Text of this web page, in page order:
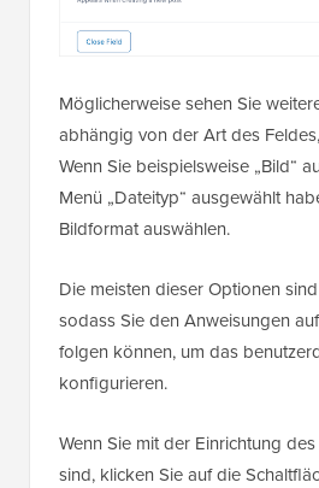
Möglicherweise sehen Sie
abhängig von der Art des
Wenn Sie beispielsweise „Bild“
Menü „Dateityp“ ausgewählt
Bildformat auswählen.
Die meisten dieser Optionen
sodass Sie den Anweisungen
folgen können, um das
konfigurieren.
Wenn Sie mit der Einrichtung
sind, klicken Sie auf die